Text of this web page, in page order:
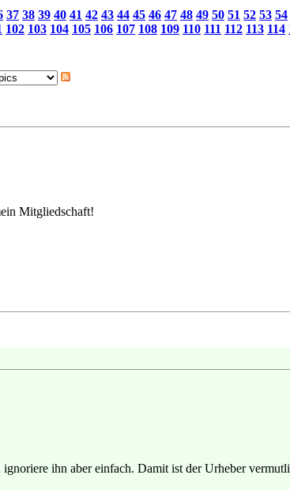
37 38 39 40 41 42 43 44 45 46 47 48 49 50 51 52 53 54
102 103 104 105 106 107 108 109 110 111 112 113 114
Mitgliedschaft!
ihn aber einfach. Damit ist der Urheber